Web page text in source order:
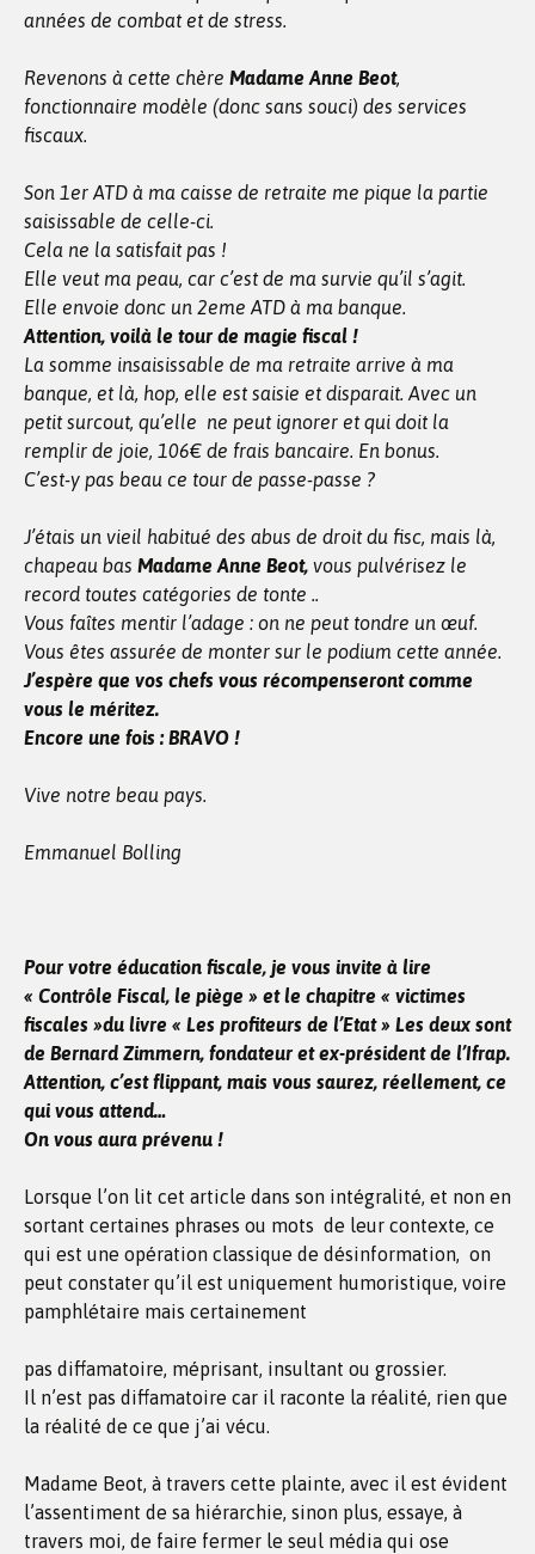
années de combat et de stress.
Revenons à cette chère Madame Anne Beot,
fonctionnaire modèle (donc sans souci) des services
fiscaux.
Son 1er ATD à ma caisse de retraite me pique la partie
saisissable de celle-ci.
Cela ne la satisfait pas !
Elle veut ma peau, car c’est de ma survie qu’il s’agit.
Elle envoie donc un 2eme ATD à ma banque.
Attention, voilà le tour de magie fiscal !
La somme insaisissable de ma retraite arrive à ma
banque, et là, hop, elle est saisie et disparait. Avec un
petit surcout, qu’elle ne peut ignorer et qui doit la
remplir de joie, 106€ de frais bancaire. En bonus.
C’est-y pas beau ce tour de passe-passe ?
J’étais un vieil habitué des abus de droit du fisc, mais là,
chapeau bas Madame Anne Beot, vous pulvérisez le
record toutes catégories de tonte ..
Vous faîtes mentir l’adage : on ne peut tondre un œuf.
Vous êtes assurée de monter sur le podium cette année.
J’espère que vos chefs vous récompenseront comme
vous le méritez.
Encore une fois : BRAVO !
Vive notre beau pays.
Emmanuel Bolling
Pour votre éducation fiscale, je vous invite à lire
« Contrôle Fiscal, le piège » et le chapitre « victimes
fiscales »du livre « Les profiteurs de l’Etat » Les deux sont
de Bernard Zimmern, fondateur et ex-président de l’Ifrap.
Attention, c’est flippant, mais vous saurez, réellement, ce
qui vous attend…
On vous aura prévenu !
Lorsque l’on lit cet article dans son intégralité, et non en
sortant certaines phrases ou mots de leur contexte, ce
qui est une opération classique de désinformation, on
peut constater qu’il est uniquement humoristique, voire
pamphlétaire mais certainement
pas diffamatoire, méprisant, insultant ou grossier.
Il n’est pas diffamatoire car il raconte la réalité, rien que
la réalité de ce que j’ai vécu.
Madame Beot, à travers cette plainte, avec il est évident
l’assentiment de sa hiérarchie, sinon plus, essaye, à
travers moi, de faire fermer le seul média qui ose